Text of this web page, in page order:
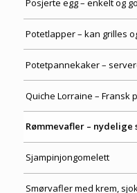
Posjerte egg – enkelt og
Potetlapper – kan grilles
Potetpannekaker –
Quiche Lorraine – Fransk
Rømmevafler – nydelige
Sjampinjongomelett
Smørvafler med krem,